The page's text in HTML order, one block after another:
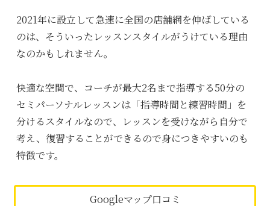
2021年に設立して急速に全国の店舗網を伸ばしている
のは、そういったレッスンスタイルがうけている理由
なのかもしれません。
快適な空間で、コーチが最大2名まで指導する50分の
セミパーソナルレッスンは「指導時間と練習時間」を
分けるスタイルなので、レッスンを受けながら自分で
考え、復習することができるので身につきやすいのも
特徴です。
Googleマップ口コミ